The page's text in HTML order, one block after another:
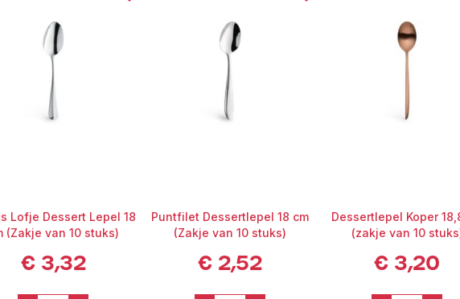
Lofje Dessert Lepel 18
(Zakje van 10 stuks)
€3,32
Puntfilet Dessertlepel 18 cm
(Zakje van 10 stuks)
€ 2,52
Dessertlepel Koper
(zakje van 10
€ 3,20